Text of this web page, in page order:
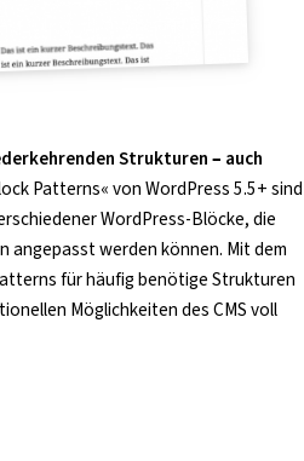
Strukturen – auch
Patterns« von WordPress 5.5+ sind
WordPress-Blöcke, die
angepasst werden können. Mit dem
für häufig benötige Strukturen
Möglichkeiten des CMS voll